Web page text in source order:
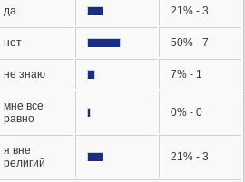
да 21% - 3
нет 50% - 7
не знаю 7% - 1
мне все
равно
0% - 0
я вне
религий
21% - 3